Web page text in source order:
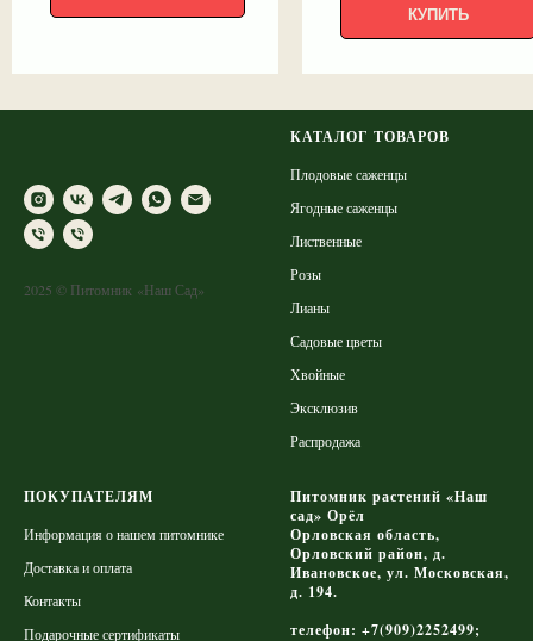
КУПИТЬ
2025 © Питомник «Наш Сад»
КАТАЛОГ ТОВАРОВ
Плодовые саженцы
Ягодные саженцы
Лиственные
Розы
Лианы
Садовые цветы
Хвойные
Эксклюзив
Распродажа
ПОКУПАТЕЛЯМ
Информация о нашем питомнике
Доставка и оплата
Контакты
Подарочные сертификаты
Питомник растений «Наш
сад» Орёл
Орловская область,
Орловский район, д.
Ивановское, ул. Московская,
д. 194.
телефон: +7(909)2252499;